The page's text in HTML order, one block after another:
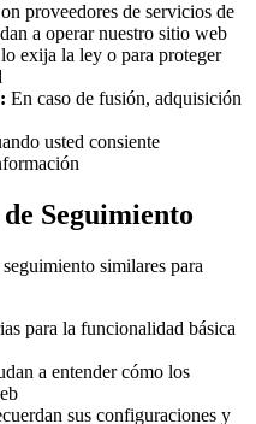
proveedores de servicios de
a operar nuestro sitio web
exija la ley o para proteger
En caso de fusión, adquisición
usted consiente
Seguimiento
similares para
para la funcionalidad básica
a entender cómo los
sus configuraciones y